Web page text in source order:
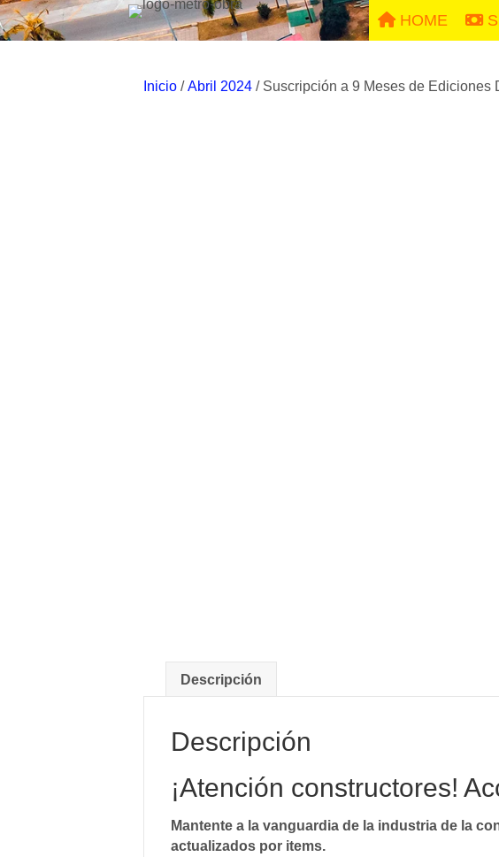
HOME
Inicio /Abril 2024 / Suscripción a 9 Meses de Ediciones
Descripción
Descripción
¡Atención constructores!
Mantente a la vanguardia de la industria de la
actualizados por items.